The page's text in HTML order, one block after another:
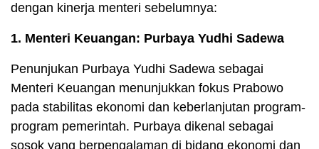
dengan kinerja menteri sebelumnya:
1. Menteri Keuangan: Purbaya Yudhi Sadewa
Penunjukan Purbaya Yudhi Sadewa sebagai
Menteri Keuangan menunjukkan fokus Prabowo
pada stabilitas ekonomi dan keberlanjutan program-
program pemerintah. Purbaya dikenal sebagai
sosok yang berpengalaman di bidang ekonomi dan